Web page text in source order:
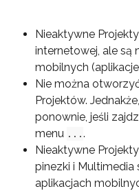
Nieaktywne
internetowej, ale są
mobilnych
Nie można
Projektów.
ponownie, jeśli
menu ... .
Nieaktywne
pinezki i
aplikacjach